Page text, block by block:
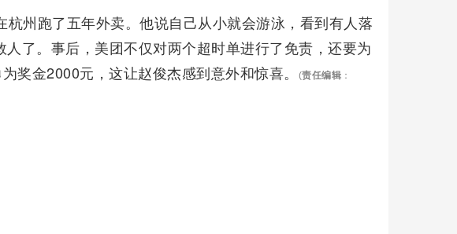
州跑了五年外卖。他说自己从小就会游泳，看到有人落
了。事后，美团不仅对两个超时单进行了免责，还要为
奖金2000元，这让赵俊杰感到意外和惊喜。
(责任编辑 ：